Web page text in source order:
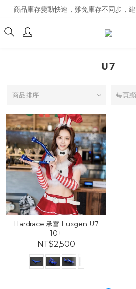
商品庫存變動快速，難免庫存不同步，
商品庫存變動快速，難免庫存不同步，
經營超過20年的改裝老字號
U7
商品排序 每頁
Hardrace 承富 Luxgen U7
10+
NT$2,500